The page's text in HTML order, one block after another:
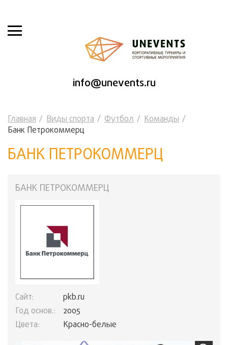
info@unevents.ru
Главная Виды спорта Футбол
Команды
Банк Петрокоммерц
БАНК ПЕТРОКОММЕРЦ
БАНК ПЕТРОКОММЕРЦ
Сайт:
pkb.ru
Год основ.:
2005
Цвета:
Красно-белые